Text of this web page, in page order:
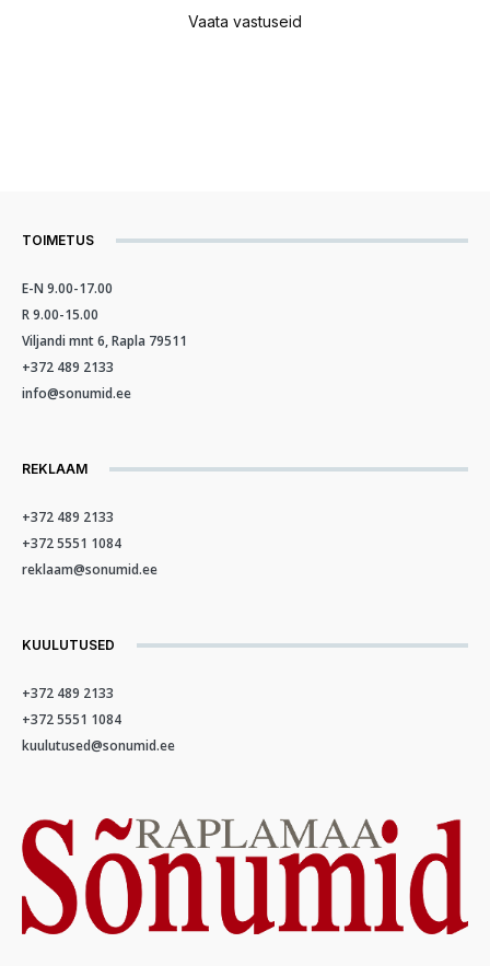
Vaata vastuseid
TOIMETUS
E-N 9.00-17.00
R 9.00-15.00
Viljandi mnt 6, Rapla 79511
+372 489 2133
info@sonumid.ee
REKLAAM
+372 489 2133
+372 5551 1084
reklaam@sonumid.ee
KUULUTUSED
+372 489 2133
+372 5551 1084
kuulutused@sonumid.ee